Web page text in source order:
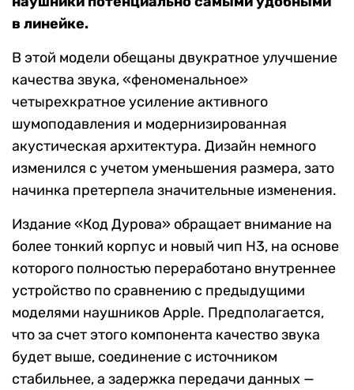
в линейке.
В этой модели обещаны двукратное улучшение
качества звука, «феноменальное»
четырехкратное усиление активного
шумоподавления и модернизированная
акустическая архитектура. Дизайн немного
изменился с учетом уменьшения размера, зато
начинка претерпела значительные изменения.
Издание «Код Дурова» обращает внимание на
более тонкий корпус и новый чип H3, на основе
которого полностью переработано внутреннее
устройство по сравнению с предыдущими
моделями наушников Apple. Предполагается,
что за счет этого компонента качество звука
будет выше, соединение с источником
стабильнее, а задержка передачи данных —